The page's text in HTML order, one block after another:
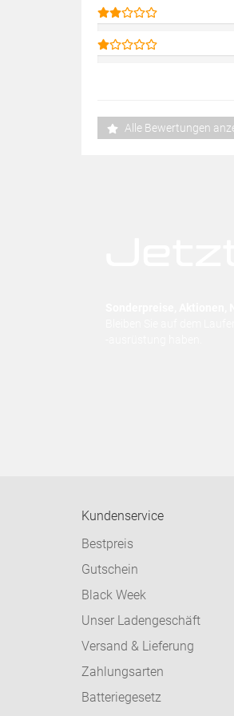
Alle Bewertungen
Kundenservice
Bestpreis
Gutschein
Black Week
Unser Ladengeschäft
Versand & Lieferung
Zahlungsarten
Batteriegesetz